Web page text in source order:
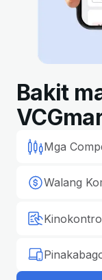
Bakit
Mga
Walang